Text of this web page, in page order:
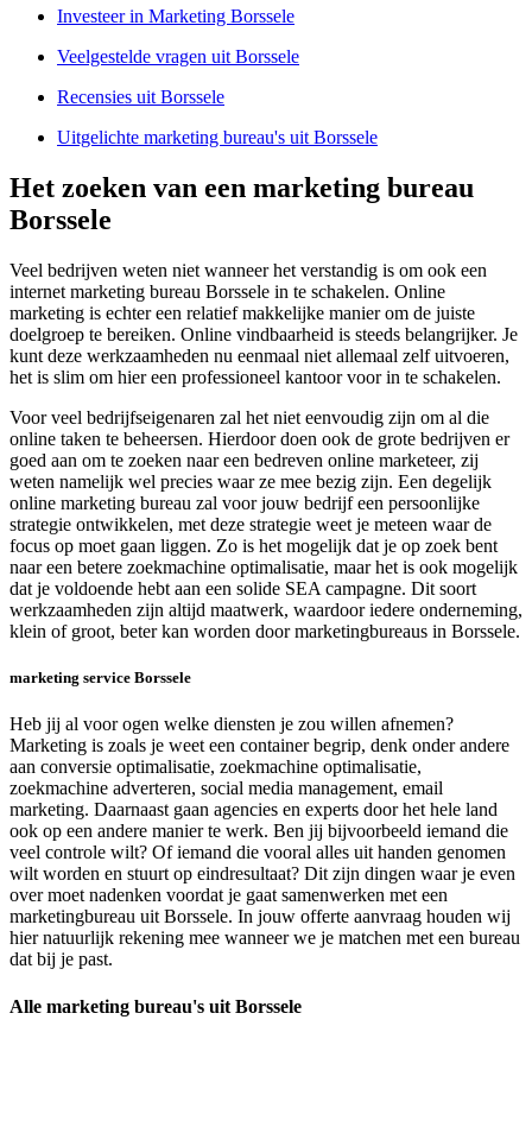
Investeer in Marketing Borssele
Veelgestelde vragen uit Borssele
Recensies uit Borssele
Uitgelichte marketing bureau's uit Borssele
Het zoeken van een marketing bureau
Borssele
Veel bedrijven weten niet wanneer het verstandig is om ook een
internet marketing bureau Borssele in te schakelen. Online
marketing is echter een relatief makkelijke manier om de juiste
doelgroep te bereiken. Online vindbaarheid is steeds belangrijker. Je
kunt deze werkzaamheden nu eenmaal niet allemaal zelf uitvoeren,
het is slim om hier een professioneel kantoor voor in te schakelen.
Voor veel bedrijfseigenaren zal het niet eenvoudig zijn om al die
online taken te beheersen. Hierdoor doen ook de grote bedrijven er
goed aan om te zoeken naar een bedreven online marketeer, zij
weten namelijk wel precies waar ze mee bezig zijn. Een degelijk
online marketing bureau zal voor jouw bedrijf een persoonlijke
strategie ontwikkelen, met deze strategie weet je meteen waar de
focus op moet gaan liggen. Zo is het mogelijk dat je op zoek bent
naar een betere zoekmachine optimalisatie, maar het is ook mogelijk
dat je voldoende hebt aan een solide SEA campagne. Dit soort
werkzaamheden zijn altijd maatwerk, waardoor iedere onderneming,
klein of groot, beter kan worden door marketingbureaus in Borssele.
marketing service Borssele
Heb jij al voor ogen welke diensten je zou willen afnemen?
Marketing is zoals je weet een container begrip, denk onder andere
aan conversie optimalisatie, zoekmachine optimalisatie,
zoekmachine adverteren, social media management, email
marketing. Daarnaast gaan agencies en experts door het hele land
ook op een andere manier te werk. Ben jij bijvoorbeeld iemand die
veel controle wilt? Of iemand die vooral alles uit handen genomen
wilt worden en stuurt op eindresultaat? Dit zijn dingen waar je even
over moet nadenken voordat je gaat samenwerken met een
marketingbureau uit Borssele. In jouw offerte aanvraag houden wij
hier natuurlijk rekening mee wanneer we je matchen met een bureau
dat bij je past.
Alle marketing bureau's uit Borssele